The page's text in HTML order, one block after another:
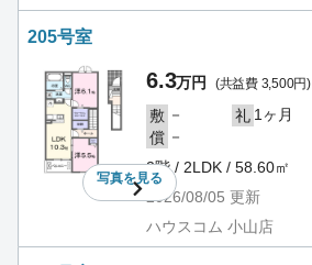
205号室
写真を見る
6.3万円 (共益費 3,500円)
敷 － 礼 1ヶ月
償 －
2階 / 2LDK / 58.60㎡
2026/08/05 更新
ハウスコム 小山店